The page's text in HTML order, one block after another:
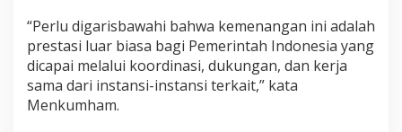
“Perlu digarisbawahi bahwa kemenangan ini adalah
prestasi luar biasa bagi Pemerintah Indonesia yang
dicapai melalui koordinasi, dukungan, dan kerja
sama dari instansi-instansi terkait,” kata
Menkumham.